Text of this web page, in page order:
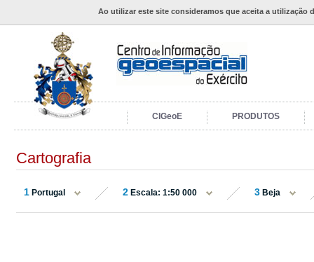
Ao utilizar este site consideramos que aceita a utilização
CIGeoE PRODUTOS
Cartografia
1 Portugal 2 Escala: 1:50 000 3 Beja